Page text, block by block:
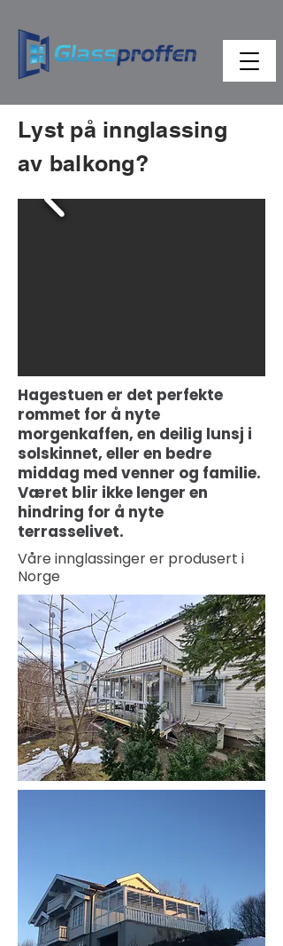
Lyst på innglassing
av balkong?
Hagestuen er det perfekte
rommet for å nyte
morgenkaffen, en deilig lunsj i
solskinnet, eller en bedre
middag med venner og familie.
Været blir ikke lenger en
hindring for å nyte
terrasselivet.
Våre innglassinger er produsert i
Norge